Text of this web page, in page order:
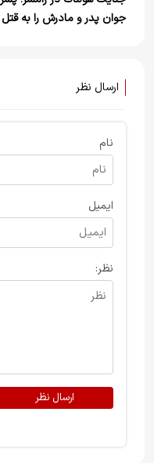
جوان پدر و مادرش را به قتل
ارسال نظر
نام
ایمیل
نظر:
ارسال نظر